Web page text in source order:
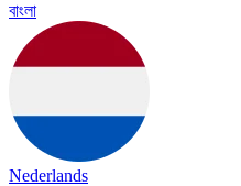
বাংলা
Nederlands